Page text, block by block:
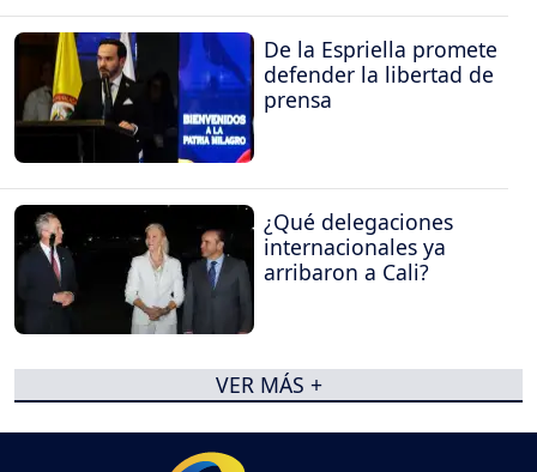
De la Espriella promete
defender la libertad de
prensa
¿Qué delegaciones
internacionales ya
arribaron a Cali?
VER MÁS +